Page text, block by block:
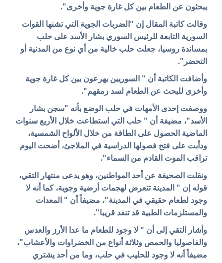
يبحثون عن الطعام بين كل غارة جوية وأخرى".
وقالت كاتبة المقال إن "الضربات الجوية التي تشنها القوات
السورية التابعة للرئيس السوري بشار الأسد على حلب
بمساندة روسيا، جعلت حلب خالية من أي نوع من المدنية أو
التحضر".
وأضافت الكاتبة أن " السوريين يهرعون بين كل غارة جوية
وأخرى للبحث عن الطعام لسد رمقهم".
ووصفت إحدى الأمهات في حلب الوضع بأنه "سجن بشار
الأسد"، مضيفة أن " حلب التي استطاعت خلال الأربع سنوات
الماضية الحصول على الطاقة من خلال الألواح الشمسية،
ودأبت على فتح فصولها الدراسية في الملاجئ، أضحت اليوم
تراقب الموت القادم من السماء".
ونقلت الصحيفة عن أحد المواطنين، وهو يدعى منتهار التقي،
قوله إن " المدينة تتعرض لهجمات أرضية وجوية، كما أنه لا
وجود لطعام حقيقي في المدينة"، مضيفاً أن " المعدات
والمستلزمات الطبية قد تنفد قريبا".
وأشار التقي إلى أن " لا وجود للطعام ما عدا الأرز والعدس
والفاصوليا والحمص وثلاثة أنواع من الخضراوات والأعشاب"،
مضيفاً أنه لا وجود للحليب في حلب، وما من أحد يشتري